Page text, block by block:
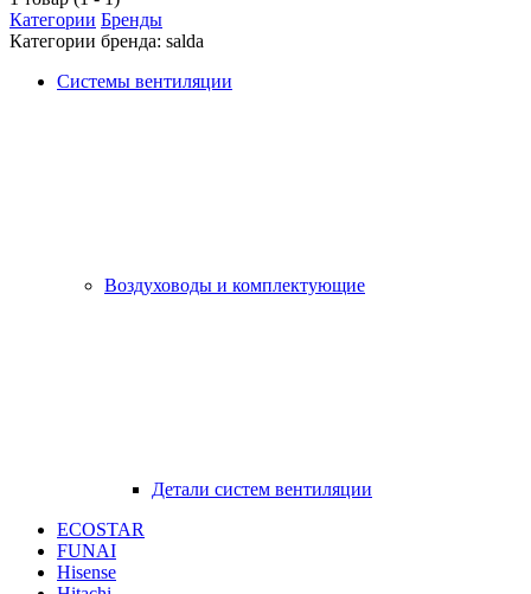
Категории Бренды
Категории бренда: salda
Системы вентиляции
Воздуховоды и комплектующие
Детали систем вентиляции
ECOSTAR
FUNAI
Hisense